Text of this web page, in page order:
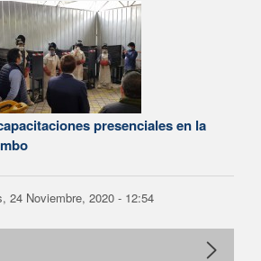
presenciales en la
24 Noviembre, 2020 - 12:54